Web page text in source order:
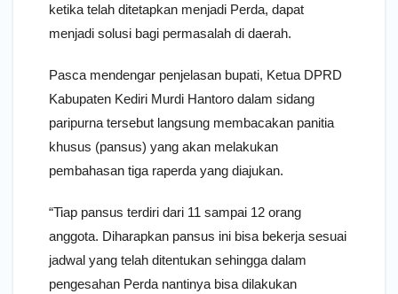
ketika telah ditetapkan menjadi Perda, dapat
menjadi solusi bagi permasalah di daerah.
Pasca mendengar penjelasan bupati, Ketua DPRD
Kabupaten Kediri Murdi Hantoro dalam sidang
paripurna tersebut langsung membacakan panitia
khusus (pansus) yang akan melakukan
pembahasan tiga raperda yang diajukan.
“Tiap pansus terdiri dari 11 sampai 12 orang
anggota. Diharapkan pansus ini bisa bekerja sesuai
jadwal yang telah ditentukan sehingga dalam
pengesahan Perda nantinya bisa dilakukan